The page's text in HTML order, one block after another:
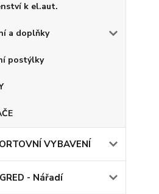
k el.aut.
a doplňky
postýlky
VYBAVENÍ
- Nářadí